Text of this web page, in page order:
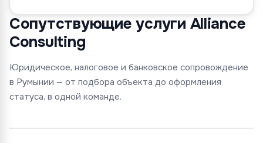
Сопутствующие услуги Alliance
Consulting
Юридическое, налоговое и банковское сопровождение
в Румынии — от подбора объекта до оформления
статуса, в одной команде.